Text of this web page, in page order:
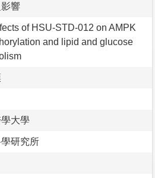
響
of HSU-STD-012 on AMPK
and lipid and glucose
大學
研究所